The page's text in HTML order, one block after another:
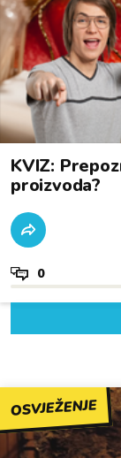
KVIZ:
proizvoda?
0
OSVJEŽENJE